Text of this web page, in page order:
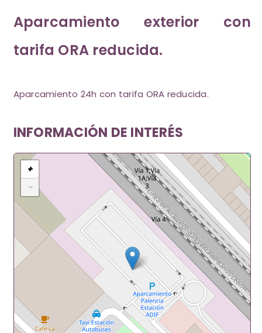
Aparcamiento exterior con
tarifa ORA reducida.
Aparcamiento 24h con tarifa ORA reducida.
INFORMACIÓN DE INTERÉS
+
−